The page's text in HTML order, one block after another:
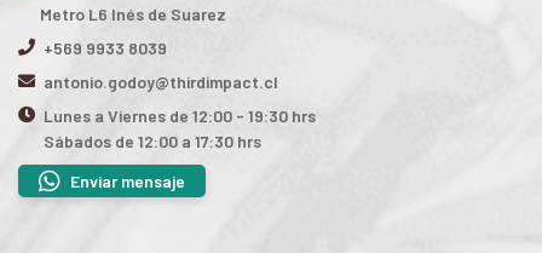
Metro L6 Inés de Suarez
+569 9933 8039
antonio.godoy@thirdimpact.cl
Lunes a Viernes de 12:00 - 19:30 hrs
Sábados de 12:00 a 17:30 hrs
Enviar mensaje